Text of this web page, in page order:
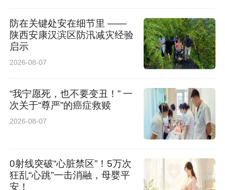
果从鲜果销售向精深加工转型。以聚金邦、环渤
海等企业为代表的产业联盟，成功开发出海红果
酒、白兰地、酵素、果脯、果汁等20余种产品，
实现“一颗果子、吃干榨净”，产品附加值提升3至
5倍。
目前，全县年加工海红果鲜果约2.5万吨，年产饮
1000吨。加工业已成为带动产业增值、农民增收
防在关键处安在细节里 ——
陕西安康汉滨区防汛减灾经验
启示
2026-08-07
“我宁愿死，也不要变丑！” 一
次关于“尊严”的癌症救赎
2026-08-07
0射线突破“心脏禁区”！5万次
狂乱“心跳”一击消融，母婴平
安！